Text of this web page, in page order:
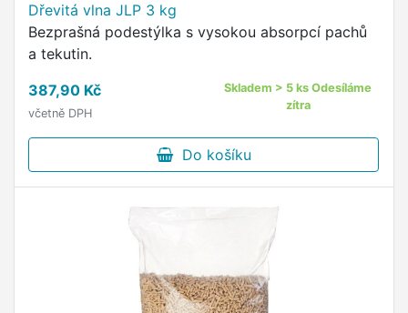
Dřevitá vlna JLP 3 kg
Bezprašná podestýlka s vysokou absorpcí pachů
a tekutin.
387,90 Kč
včetně DPH
Skladem > 5 ks Odesíláme
zítra
Do košíku